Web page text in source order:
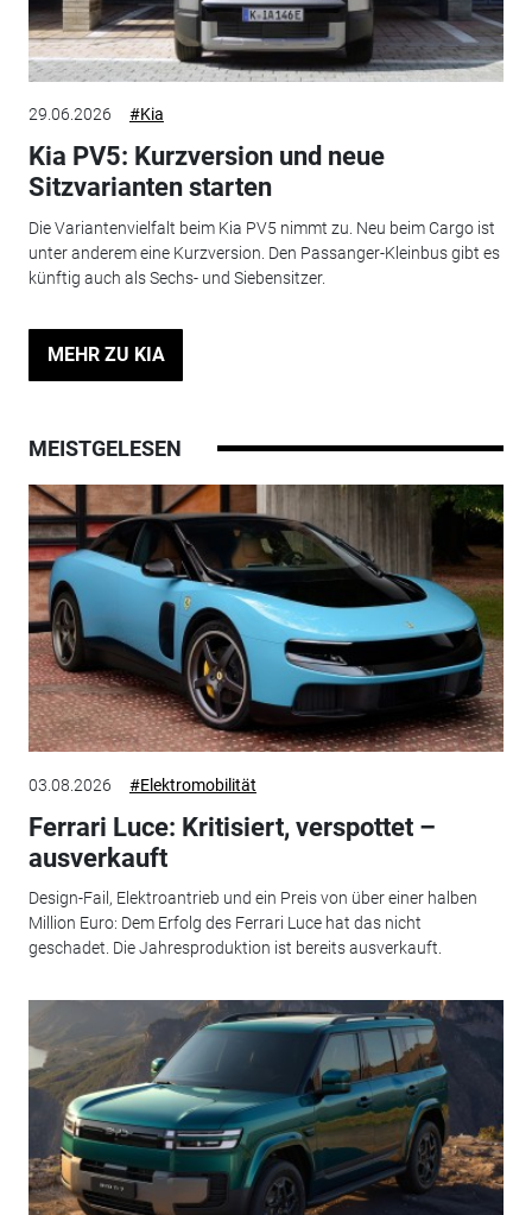
29.06.2026 #Kia
Kia PV5: Kurzversion und neue
Sitzvarianten starten
Die Variantenvielfalt beim Kia PV5 nimmt zu. Neu beim Cargo ist
unter anderem eine Kurzversion. Den Passanger-Kleinbus gibt es
künftig auch als Sechs- und Siebensitzer.
MEHR ZU KIA
MEISTGELESEN
03.08.2026 #Elektromobilität
Ferrari Luce: Kritisiert, verspottet –
ausverkauft
Design-Fail, Elektroantrieb und ein Preis von über einer halben
Million Euro: Dem Erfolg des Ferrari Luce hat das nicht
geschadet. Die Jahresproduktion ist bereits ausverkauft.